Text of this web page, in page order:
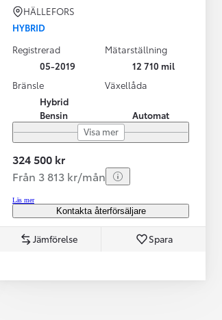
HÄLLEFORS
HYBRID
Registrerad
05-2019
Mätarställning
12 710 mil
Bränsle
Hybrid
Bensin
Växellåda
Automat
Visa mer
324 500 kr
Från 3 813 kr/mån
Läs mer
Kontakta återförsäljare
Jämförelse Spara